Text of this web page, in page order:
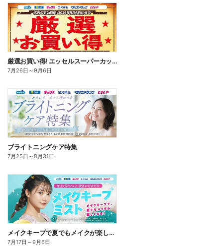
厳選お買い得! エッセルスーパーカップ
7月26日 ～9月6日
ブライトニングケア特集
7月25日 ～8月31日
メイクキープで夏でもメイクが楽しくなる!
7月17日 ～9月6日